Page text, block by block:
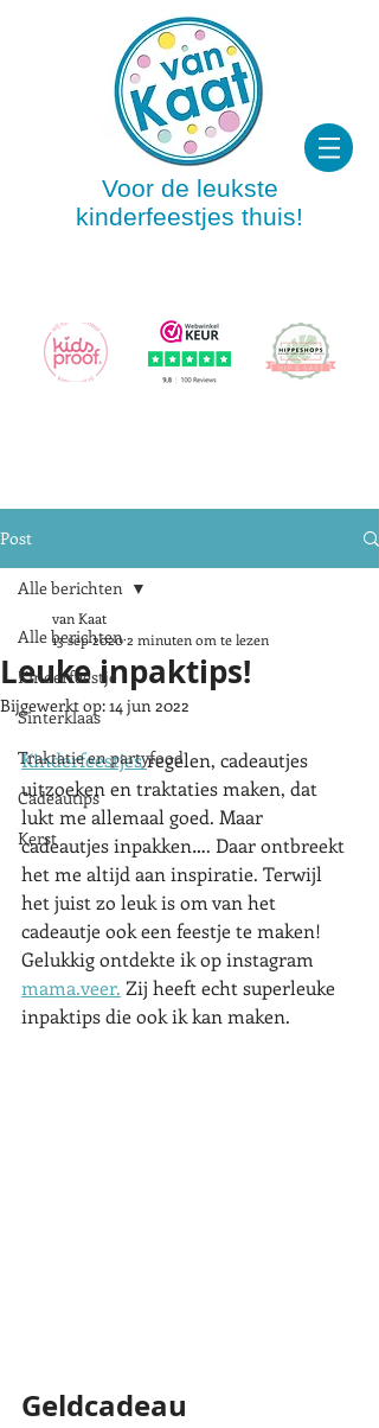
Voor de leukste
kinderfeestjes thuis!
Post
Alle berichten
Kinderfeestje
Sinterklaas
Traktatie en partyfood
Cadeautips
Kerst
Alle berichten
Leuke inpaktips!
van Kaat
13 sep 20202 minuten om te lezen
Bijgewerkt op:14 jun 2022
Kinderfeestjes regelen, cadeautjes
uitzoeken en traktaties maken, dat
lukt me allemaal goed. Maar
cadeautjes inpakken…. Daar ontbreekt
het me altijd aan inspiratie. Terwijl
het juist zo leuk is om van het
cadeautje ook een feestje te maken!
Gelukkig ontdekte ik op instagram
mama.veer. Zij heeft echt superleuke
inpaktips die ook ik kan maken.
Geldcadeau